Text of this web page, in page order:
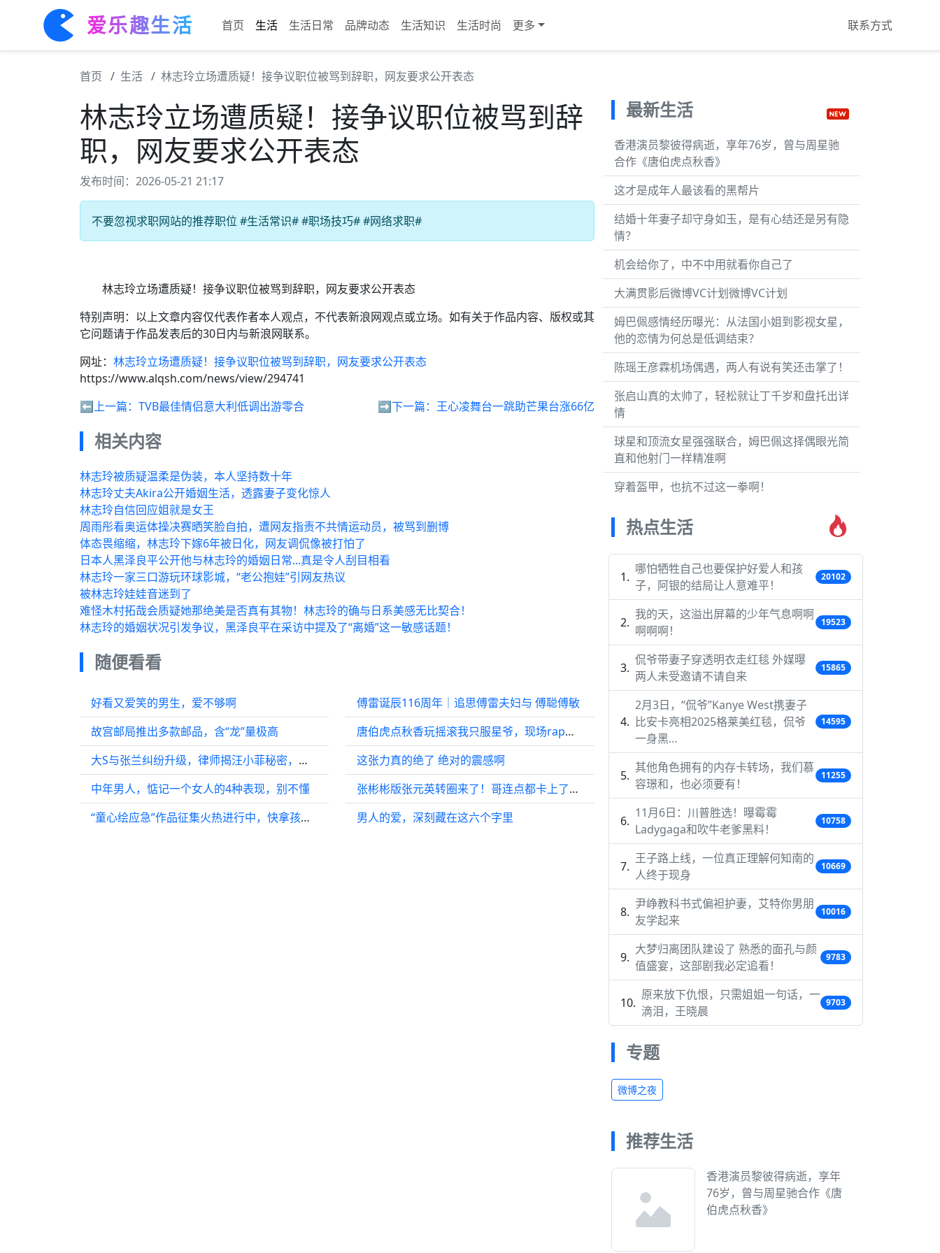
爱乐趣生活 首页 生活 生活日常 品牌动态 生活知识 生活时尚 更多 联系方式
首页 生活 林志玲立场遭质疑！接争议职位被骂到辞职，网友要求公开表态
林志玲立场遭质疑！接争议职位被骂到辞
职，网友要求公开表态
发布时间：2026-05-21 21:17
不要忽视求职网站的推荐职位 #生活常识# #职场技巧# #网络求职#
林志玲立场遭质疑！接争议职位被骂到辞职，网友要求公开表态
特别声明：以上文章内容仅代表作者本人观点，不代表新浪网观点或立场。如有关于作品内容、版权或其
它问题请于作品发表后的30日内与新浪网联系。
网址： 林志玲立场遭质疑！接争议职位被骂到辞职，网友要求公开表态
https://www.alqsh.com/news/view/294741
⬅️上一篇： TVB最佳情侣意大利低调出游零合 ➡️下一篇： 王心凌舞台一跳助芒果台涨66亿
相关内容
林志玲被质疑温柔是伪装，本人坚持数十年
林志玲丈夫Akira公开婚姻生活，透露妻子变化惊人
林志玲自信回应姐就是女王
周雨彤看奥运体操决赛晒笑脸自拍，遭网友指责不共情运动员，被骂到删博
体态畏缩缩，林志玲下嫁6年被日化，网友调侃像被打怕了
日本人黑泽良平公开他与林志玲的婚姻日常...真是令人刮目相看
林志玲一家三口游玩环球影城，“老公抱娃”引网友热议
被林志玲娃娃音迷到了
难怪木村拓哉会质疑她那绝美是否真有其物！林志玲的确与日系美感无比契合！
林志玲的婚姻状况引发争议，黑泽良平在采访中提及了“离婚”这一敏感话题！
随便看看
好看又爱笑的男生，爱不够啊
故宫邮局推出多款邮品，含“龙”量极高
大S与张兰纠纷升级，律师揭汪小菲秘密，娱乐圈风波再起
中年男人，惦记一个女人的4种表现，别不懂
“童心绘应急”作品征集火热进行中，快拿孩子的画作来参赛！
傅雷诞辰116周年｜追思傅雷夫妇与 ​傅聪傅敏
唐伯虎点秋香玩摇滚我只服星爷，现场rap嗨翻全场，太疯狂了
这张力真的绝了 绝对的震感啊
张彬彬版张元英转圈来了！哥连点都卡上了，平时确实没少冲浪啊
男人的爱，深刻藏在这六个字里
最新生活
香港演员黎彼得病逝，享年76岁，曾与周星驰
合作《唐伯虎点秋香》
这才是成年人最该看的黑帮片
结婚十年妻子却守身如玉，是有心结还是另有隐
情？
机会给你了，中不中用就看你自己了
大满贯影后微博VC计划微博VC计划
姆巴佩感情经历曝光：从法国小姐到影视女星，
他的恋情为何总是低调结束？
陈瑶王彦霖机场偶遇，两人有说有笑还击掌了！
张启山真的太帅了，轻松就让丁千岁和盘托出详
情
球星和顶流女星强强联合，姆巴佩这择偶眼光简
直和他射门一样精准啊
穿着盔甲，也抗不过这一拳啊！
热点生活
哪怕牺牲自己也要保护好爱人和孩
子，阿银的结局让人意难平！
20102
我的天，这溢出屏幕的少年气息啊啊
啊啊啊！
19523
侃爷带妻子穿透明衣走红毯 外媒曝
两人未受邀请不请自来
15865
2月3日，“侃爷”Kanye West携妻子
比安卡亮相2025格莱美红毯，侃爷
一身黑…
14595
其他角色拥有的内存卡转场，我们慕
容璟和，也必须要有！
11255
11月6日：川普胜选！曝霉霉
Ladygaga和吹牛老爹黑料！
10758
王子路上线，一位真正理解何知南的
人终于现身
10669
尹峥教科书式偏袒护妻，艾特你男朋
友学起来
10016
大梦归离团队建设了 熟悉的面孔与颜
值盛宴，这部剧我必定追看！
9783
原来放下仇恨，只需姐姐一句话，一
滴泪，王晓晨
9703
专题
微博之夜
推荐生活
香港演员黎彼得病逝，享年
76岁，曾与周星驰合作《唐
伯虎点秋香》